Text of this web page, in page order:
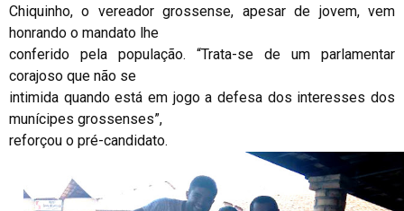
Chiquinho, o vereador grossense, apesar de jovem, vem
honrando o mandato lhe
conferido pela população. “Trata-se de um parlamentar
corajoso que não se
intimida quando está em jogo a defesa dos interesses dos
munícipes grossenses”,
reforçou o pré-candidato.